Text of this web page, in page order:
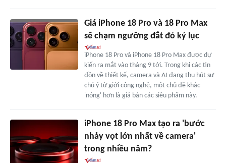
Giá iPhone 18 Pro và 18 Pro Max
sẽ chạm ngưỡng đắt đỏ kỷ lục
iPhone 18 Pro và iPhone 18 Pro Max được dự
kiến ra mắt vào tháng 9 tới. Trong khi các tin
đồn về thiết kế, camera và AI đang thu hút sự
chú ý từ giới công nghệ, một chủ đề khác
'nóng' hơn là giá bán các siêu phẩm này.
iPhone 18 Pro Max tạo ra 'bước
nhảy vọt lớn nhất về camera'
trong nhiều năm?